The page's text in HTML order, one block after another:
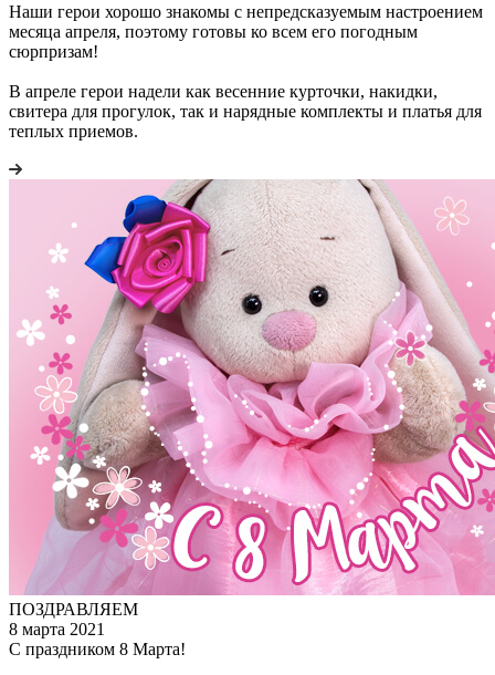
Наши герои хорошо знакомы с непредсказуемым настроением
месяца апреля, поэтому готовы ко всем его погодным
сюрпризам!
В апреле герои надели как весенние курточки, накидки,
свитера для прогулок, так и нарядные комплекты и платья для
теплых приемов.
ПОЗДРАВЛЯЕМ
8 марта 2021
С праздником 8 Марта!